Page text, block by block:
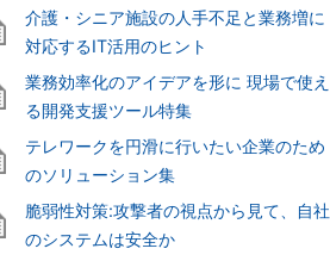
介護・シニア施設の人手不足と業務増に
対応するIT活用のヒント
業務効率化のアイデアを形に 現場で使え
る開発支援ツール特集
テレワークを円滑に行いたい企業のため
のソリューション集
脆弱性対策:攻撃者の視点から見て、自社
のシステムは安全か